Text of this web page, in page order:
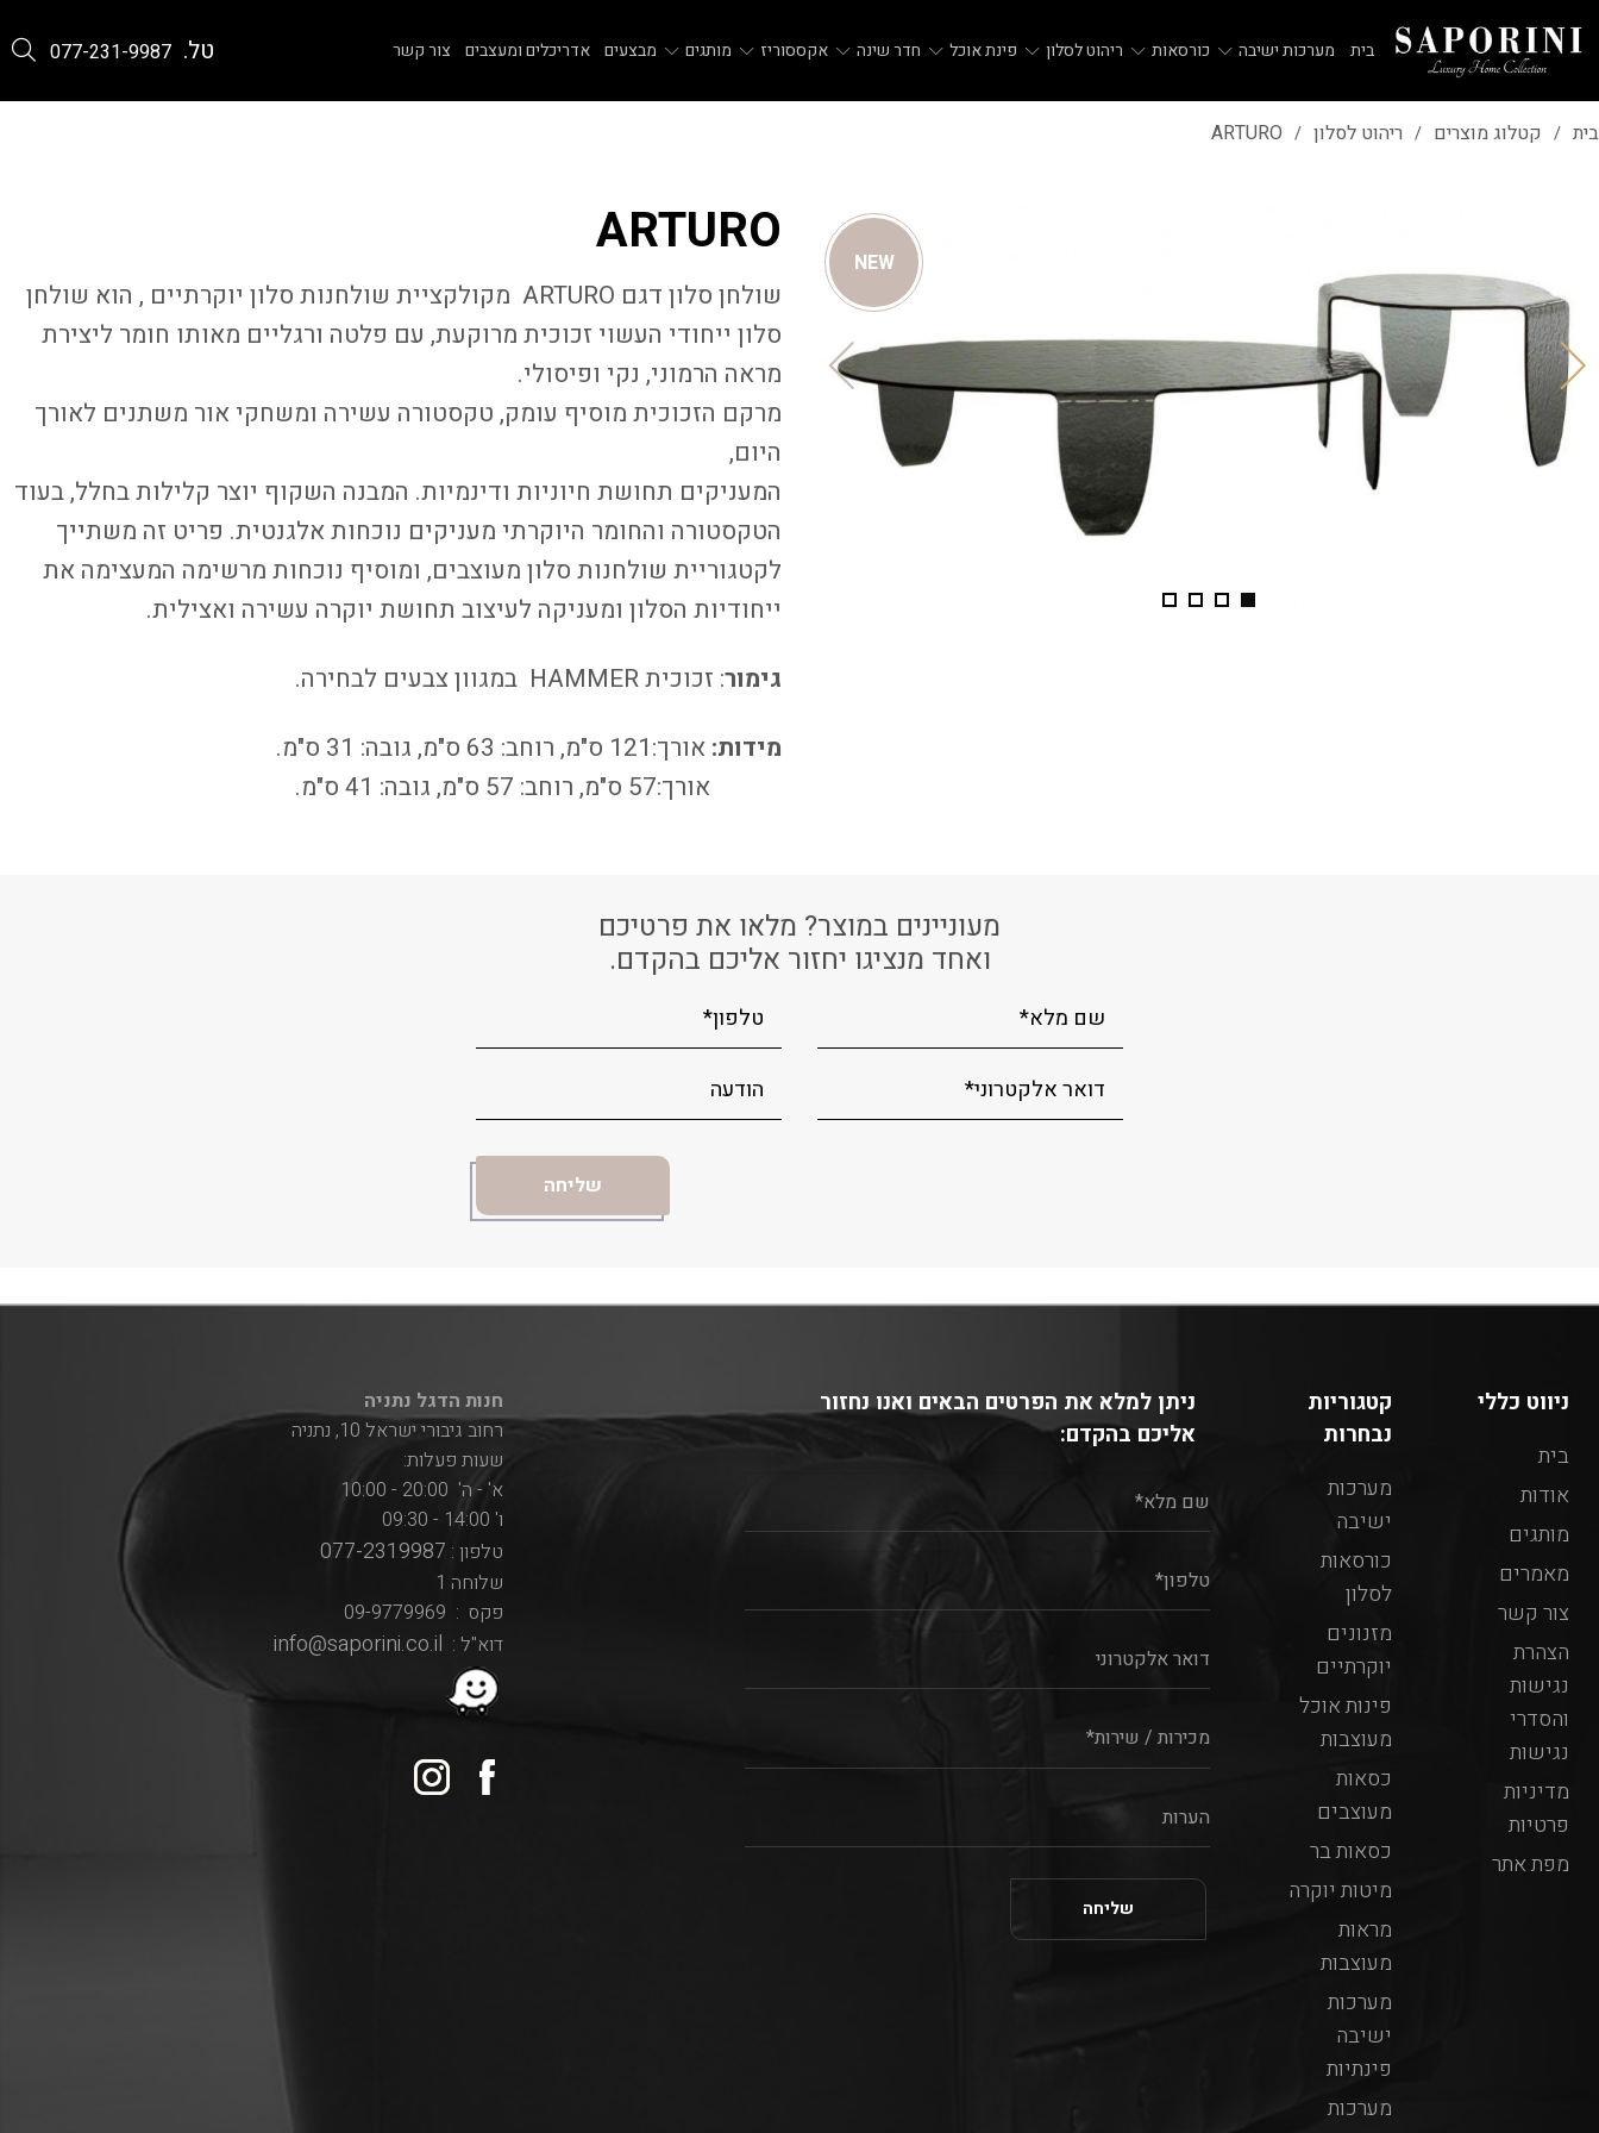
בית מערכות ישיבה כורסאות ריהוט לסלון פינת אוכל חדר שינה אקססוריז מותגים מבצעים אדריכלים ומעצבים צור קשר טל. 077-231-9987
בית / קטלוג מוצרים / ריהוט לסלון /
ARTURO
NEW
ARTURO
שולחן סלון דגם ARTURO מקולקציית שולחנות סלון יוקרתיים , הוא שולחן
סלון ייחודי העשוי זכוכית מרוקעת, עם פלטה ורגליים מאותו חומר ליצירת
מראה הרמוני, נקי ופיסולי.
מרקם הזכוכית מוסיף עומק, טקסטורה עשירה ומשחקי אור משתנים לאורך
היום,
המעניקים תחושת חיוניות ודינמיות. המבנה השקוף יוצר קלילות בחלל, בעוד
הטקסטורה והחומר היוקרתי מעניקים נוכחות אלגנטית. פריט זה משתייך
לקטגוריית שולחנות סלון מעוצבים, ומוסיף נוכחות מרשימה המעצימה את
ייחודיות הסלון ומעניקה לעיצוב תחושת יוקרה עשירה ואצילית.
גימור: זכוכית HAMMER במגוון צבעים לבחירה.
מידות:אורך:121 ס"מ, רוחב: 63 ס"מ, גובה: 31 ס"מ.
אורך:57 ס"מ, רוחב: 57 ס"מ, גובה: 41 ס"מ.
מעוניינים במוצר? מלאו את פרטיכם
ואחד מנציגו יחזור אליכם בהקדם.
ניווט כללי
בית
אודות
מותגים
מאמרים
צור קשר
הצהרת
נגישות
והסדרי
נגישות
מדיניות
פרטיות
מפת אתר
קטגוריות
נבחרות
מערכות
ישיבה
כורסאות
לסלון
מזנונים
יוקרתיים
פינות אוכל
מעוצבות
כסאות
מעוצבים
כסאות בר
מיטות יוקרה
מראות
מעוצבות
מערכות
ישיבה
פינתיות
מערכות
ניתן למלא את הפרטים הבאים ואנו נחזור
אליכם בהקדם:
חנות הדגל נתניה
רחוב גיבורי ישראל 10, נתניה
שעות פעלות:
א' - ה' 20:00 - 10:00
ו' 14:00 - 09:30
טלפון : 077-2319987
שלוחה 1
פקס : 09-9779969
דוא"ל : info@saporini.co.il